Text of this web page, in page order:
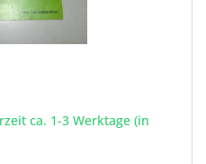
ca. 1-3 Werktage (in